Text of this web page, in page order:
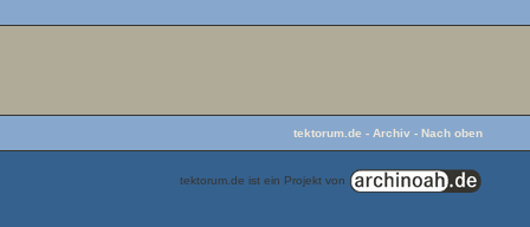
tektorum.de - Archiv - Nach oben
tektorum.de ist ein Projekt von